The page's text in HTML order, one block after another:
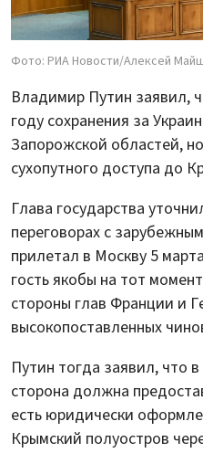
Фото: РИА Новости/Алексей
Владимир Путин заявил,
году сохранения за
Запорожской областей,
сухопутного доступа до
Глава государства
переговорах с
прилетал в Москву 5
гость якобы на тот
стороны глав Франции и
высокопоставленных
Путин тогда заявил, что
сторона должна
есть юридически
Крымский полуостров